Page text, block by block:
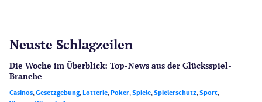
Neuste Schlagzeilen
Die Woche im Überblick: Top-News aus der Glücksspiel-
Branche
Casinos,Gesetzgebung,Lotterie,Poker,Spiele,Spielerschutz,Sport,